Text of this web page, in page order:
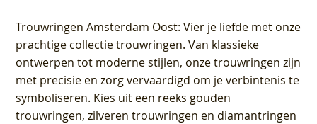
Trouwringen Amsterdam Oost: Vier je liefde met onze
prachtige collectie trouwringen. Van klassieke
ontwerpen tot moderne stijlen, onze trouwringen zijn
met precisie en zorg vervaardigd om je verbintenis te
symboliseren. Kies uit een reeks gouden
trouwringen, zilveren trouwringen en diamantringen